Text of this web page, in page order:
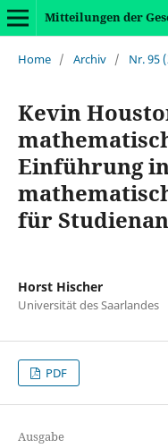
Mitteilungen der
Home / Archiv / Nr. 95
Kevin
Einführung
für
Horst Hischer
Universität des Saarlandes
PDF
Ausgabe